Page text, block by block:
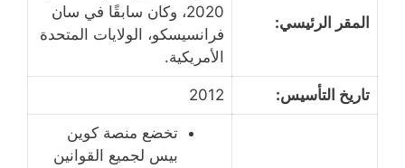
المقر الرئيسي:
2020، وكان سابقًا في سان
فرانسيسكو، الولايات المتحدة
الأمريكية.
تاريخ التأسيس: 2012
تخضع منصة كوين
بيس لجميع القوانين